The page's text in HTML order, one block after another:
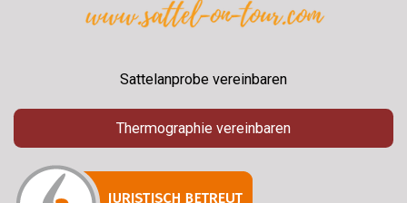
Sattelanprobe vereinbaren
Thermographie vereinbaren